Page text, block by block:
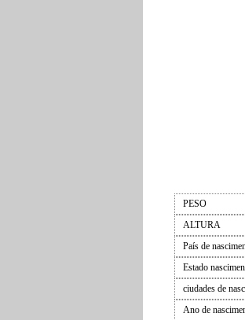
PESO
ALTURA
País de
Estado
ciudades de
Ano de